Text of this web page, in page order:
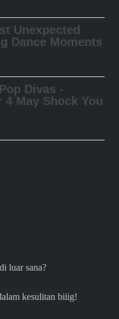
luar sana?
kesulitan biiig!